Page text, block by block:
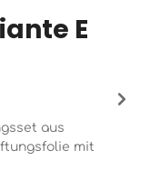
E
aus
mit